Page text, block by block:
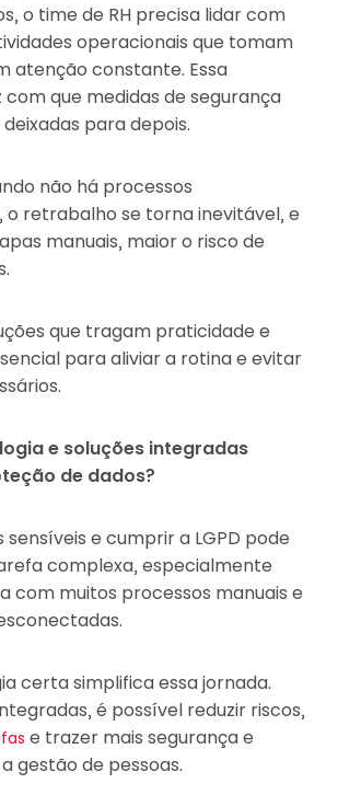
o time de RH precisa lidar com
operacionais que tomam
atenção constante. Essa
que medidas de segurança
para depois.
não há processos
o retrabalho se torna inevitável, e
manuais, maior o risco de
que tragam praticidade e
para aliviar a rotina e evitar
e soluções integradas
de dados?
e cumprir a LGPD pode
complexa, especialmente
com muitos processos manuais e
certa simplifica essa jornada.
é possível reduzir riscos,
e trazer mais segurança e
gestão de pessoas.